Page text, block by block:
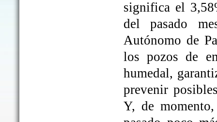
significa el
del pasado
Autónomo de
los pozos de
humedal,
prevenir
Y, de